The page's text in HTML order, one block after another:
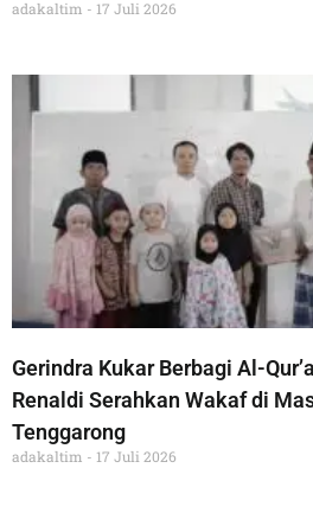
adakaltim 17 Juli 2026
Gerindra Kukar Berbagi Al-
Renaldi Serahkan Wakaf di
Tenggarong
adakaltim 17 Juli 2026